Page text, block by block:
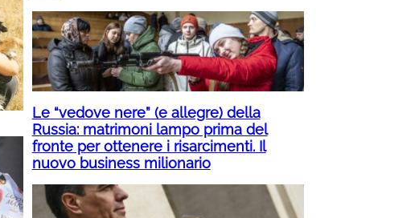
Le “vedove nere” (e allegre) della
Russia: matrimoni lampo prima del
fronte per ottenere i risarcimenti. Il
nuovo business milionario